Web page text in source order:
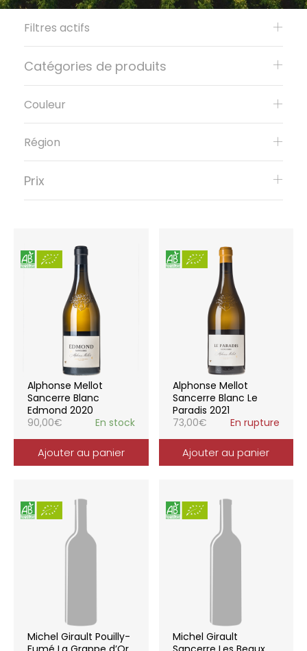
Alphonse Mellot
Sancerre Blanc
Edmond 2020
90,00€ En stock
Ajouter au panier
Alphonse Mellot
Sancerre Blanc Le
Paradis 2021
73,00€ En rupture
Ajouter au panier
Michel Girault Pouilly-
Michel Girault
Filtres actifs
Catégories de produits
Couleur
Région
Prix